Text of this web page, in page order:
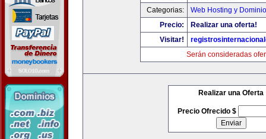
Categorias:
Web Hosting y
Precio:
Realizar una oferta!
Visitar!
Serán consideradas
Realizar una Oferta
Precio Ofrecido $